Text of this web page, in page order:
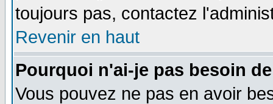
toujours pas, contactez
Revenir en haut
Pourquoi n'ai-je pas besoin
Vous pouvez ne pas en avoir